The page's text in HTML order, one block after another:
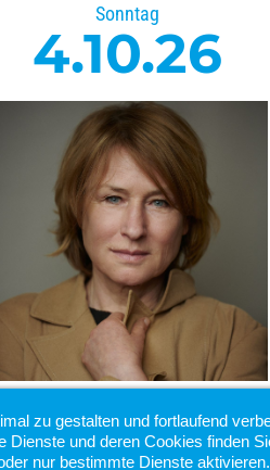
Sonntag
4.10.26
zu gestalten und fortlaufend
Dienste und deren Cookies finden
nur bestimmte Dienste